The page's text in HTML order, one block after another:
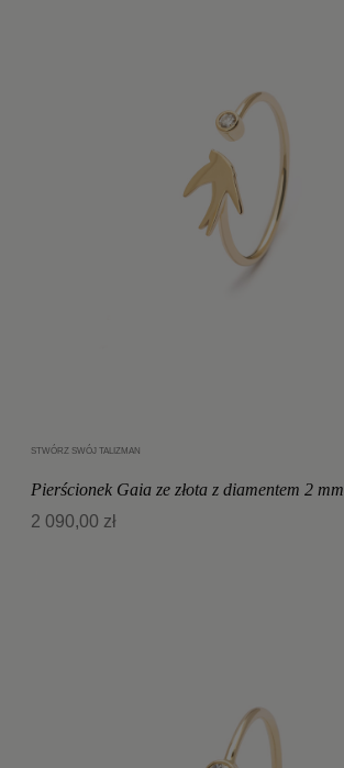
STWÓRZ SWÓJ TALIZMAN
Pierścionek Gaia ze złota z diamentem 2 mm
2 090,00 zł